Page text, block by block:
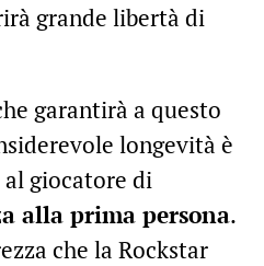
grande libertà di
garantirà a questo
longevità è
giocatore di
alla prima persona.
che la Rockstar